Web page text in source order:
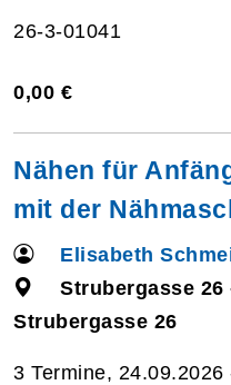
26-3-01041
0,00 €
Nähen für
mit der
Elisabeth
Strubergasse 26
Strubergasse 26
3 Termine,